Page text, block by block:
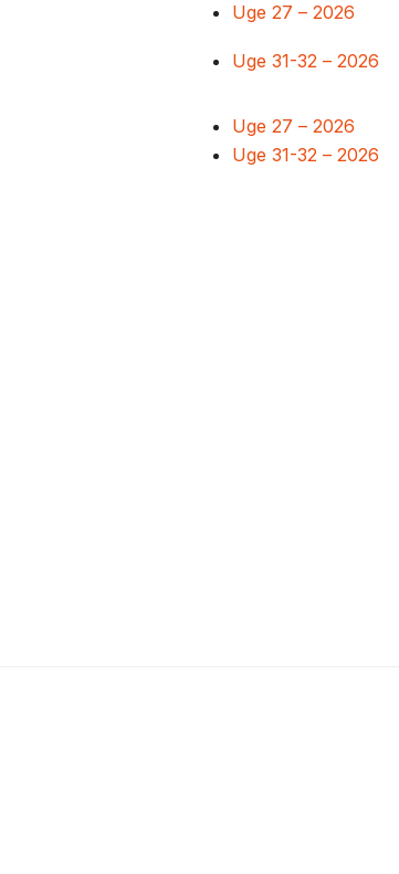
Uge 27 – 2026
Uge 31-32 – 2026
Uge 27 – 2026
Uge 31-32 – 2026